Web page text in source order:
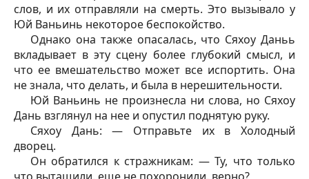
слов, и их отправляли на смерть. Это вызывало у
Юй Ваньинь некоторое беспокойство.
Однако она также опасалась, что Сяхоу Даньь
вкладывает в эту сцену более глубокий смысл, и
что ее вмешательство может все испортить. Она
не знала, что делать, и была в нерешительности.
Юй Ваньинь не произнесла ни слова, но Сяхоу
Дань взглянул на нее и опустил поднятую руку.
Сяхоу Дань: — Отправьте их в Холодный
дворец.
Он обратился к стражникам: — Ту, что только